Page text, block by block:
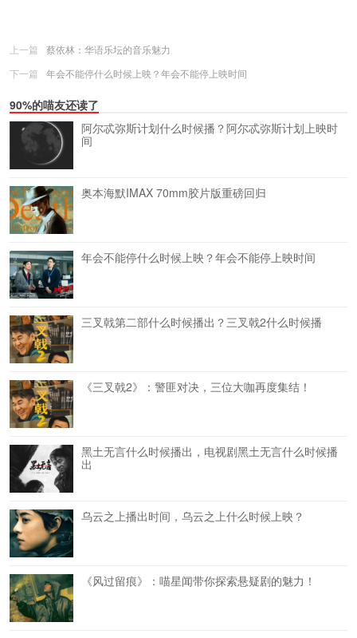
上一篇
蔡依林：华语乐坛的音乐魅力
下一篇
年会不能停什么时候上映？年会不能停上映时间
90%的喵友还读了
阿尔忒弥斯计划什么时候播？阿尔忒弥斯计划上映时
间
奥本海默IMAX 70mm胶片版重磅回归
年会不能停什么时候上映？年会不能停上映时间
三叉戟第二部什么时候播出？三叉戟2什么时候播
《三叉戟2》：警匪对决，三位大咖再度集结！
黑土无言什么时候播出，电视剧黑土无言什么时候播
出
乌云之上播出时间，乌云之上什么时候上映？
《风过留痕》：喵星闻带你探索悬疑剧的魅力！